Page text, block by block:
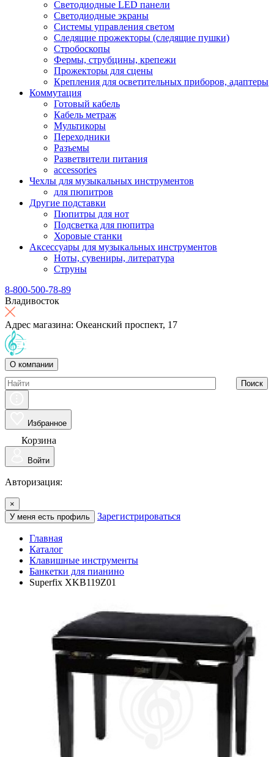
Светодиодные LED панели
Светодиодные экраны
Системы управления светом
Следящие прожекторы (следящие пушки)
Стробоскопы
Фермы, струбцины, крепежи
Прожекторы для сцены
Крепления для осветительных приборов, адаптеры
Коммутация
Готовый кабель
Кабель метраж
Мультикоры
Переходники
Разъемы
Разветвители питания
accessories
Чехлы для музыкальных инструментов
для пюпитров
Другие подставки
Пюпитры для нот
Подсветка для пюпитра
Хоровые станки
Аксессуары для музыкальных инструментов
Ноты, сувениры, литература
Струны
8-800-500-78-89
Владивосток
Адрес магазина: Океанский проспект, 17
О компании
Поиск
Избранное
Корзина
Войти
Авторизация:
×
У меня есть профиль
Зарегистрироваться
Главная
Каталог
Клавишные инструменты
Банкетки для пианино
Superfix XKB119Z01